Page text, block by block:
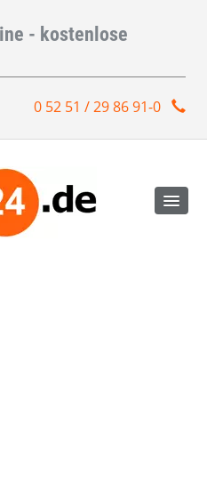
- kostenlose
0 52 51 / 29 86 91-0